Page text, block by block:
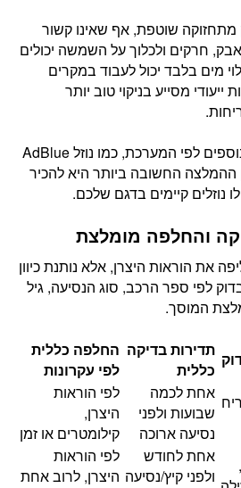
שוטפת, אף שאינו קשור
חרקים ולכלוך על השמשה יכולים
מים בלבד יכול לעבוד במקרים
מסייע בניקוי טוב יותר
יש גם רכבים עם נוזלים נוספים לפי המערכת, כמו נוזל AdBlue
ההמלצה החשובה ביותר היא להכיר
נוזלים קיימים בדגם שלכם.
והחלפה מומלצת
את הוראות היצרן, אלא נותנת כיוון
לפי ספר הרכב, סוג הנסיעה, גיל
המוסך.
תדירות בדיקה
כללית
החלפה כללית
לפי עקרונות
אחת לכמה
שבועות ולפני
נסיעה ארוכה
לפי הוראות
היצרן,
קילומטרים או זמן
אחת לחודש
ולפני קיץ/נסיעה
לפי הוראות
היצרן, לרוב אחת